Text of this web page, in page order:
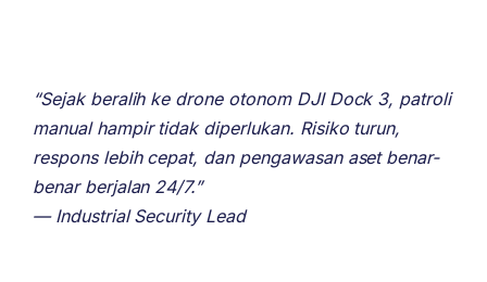
“Sejak beralih ke drone otonom DJI Dock 3, patroli
manual hampir tidak diperlukan. Risiko turun,
respons lebih cepat, dan pengawasan aset benar-
benar berjalan 24/7.”
— Industrial Security Lead